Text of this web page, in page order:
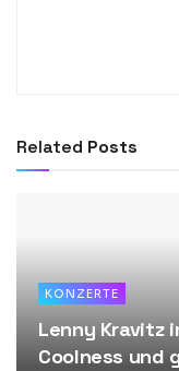
Related Posts
KONZERTE
Lenny Kravitz
Coolness und